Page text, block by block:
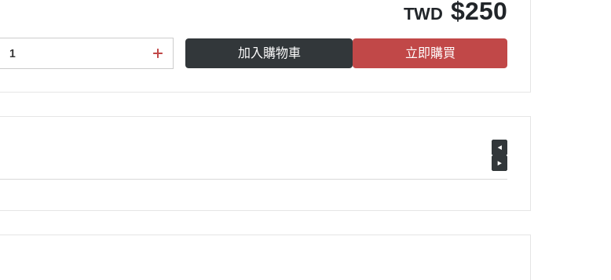
TWD $250
加入購物車 立即購買